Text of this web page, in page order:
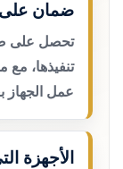
ضمان على
تحصل على
تنفيذها، مع
عمل الجهاز
الأجهزة